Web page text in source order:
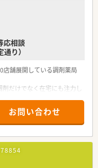
応相談
り）
店舗展開している調剤薬局
だけでなく在宅にも注力し
立開業希望の方も多く受け
風で、社長との距離も近く
柔軟にご相談可能です！
お問い合わせ